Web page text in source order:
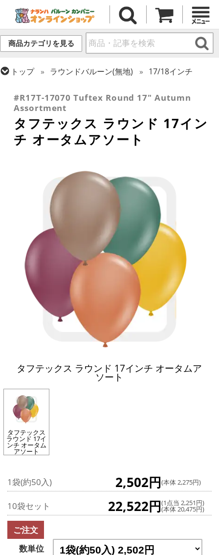
商品カテゴリを見る
トップ ラウンドバルーン(無地)
17/18インチ
#R17T-17070 Tuftex Round 17" Autumn
Assortment
タフテックス ラウンド 17イン
チ オータムアソート
タフテックス ラウンド 17インチ オータムア
ソート
タフテックス
ラウンド 17イ
ンチ オータム
アソート
1袋(約50入) 2,502円(本体 2,275円)
10袋セット 22,522円(1点当 2,251円)
(本体 20,475円)
ご注文
数単位